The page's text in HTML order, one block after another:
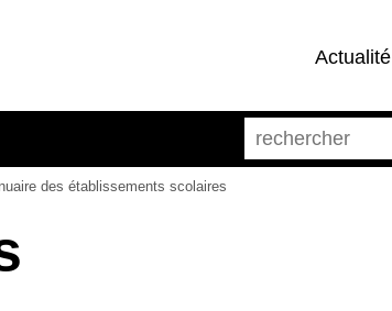
Actualité
des établissements scolaires